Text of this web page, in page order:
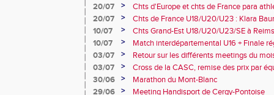
20/07
>
Chts d'Europe et chts de France para
champion d'Europe et multiples
20/07 >
Chts de France U18/U20/U23 : Klara
10e
10/07 >
Chts Grand-Est U18/U20/U23/SE à
10/07
>
Match interdépartemental U16 + Finale
Obernai
03/07 >
Retour sur les différents meetings du
03/07
>
Cross de la CASC, remise des prix par
collèges
30/06 >
Marathon du Mont-Blanc
29/06
>
Meeting Handisport de Cergy-Pontoise